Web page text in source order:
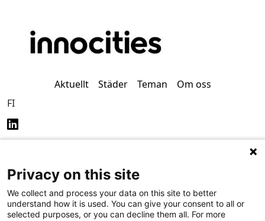
Aktuellt Städer Teman
Om oss
FI
Dataskydd (på finska) Tillgänglighet (på finska)
Privacy on this site
We collect and process your data on this site to better
understand how it is used. You can give your consent to all or
selected purposes, or you can decline them all. For more